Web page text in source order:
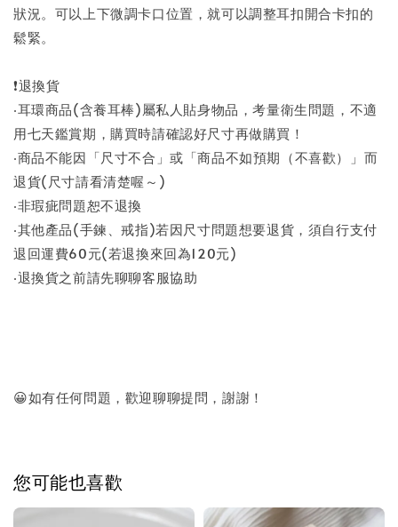
狀況。可以上下微調卡口位置，就可以調整耳扣開合卡扣的
鬆緊。
❗退換貨
‧耳環商品(含養耳棒)屬私人貼身物品，考量衛生問題，不適
用七天鑑賞期，購買時請確認好尺寸再做購買！
‧商品不能因「尺寸不合」或「商品不如預期（不喜歡）」而
退貨(尺寸請看清楚喔～)
‧非瑕疵問題恕不退換
‧其他產品(手鍊、戒指)若因尺寸問題想要退貨，須自行支付
退回運費60元(若退換來回為120元)
‧退換貨之前請先聊聊客服協助
😀如有任何問題，歡迎聊聊提問，謝謝！
您可能也喜歡